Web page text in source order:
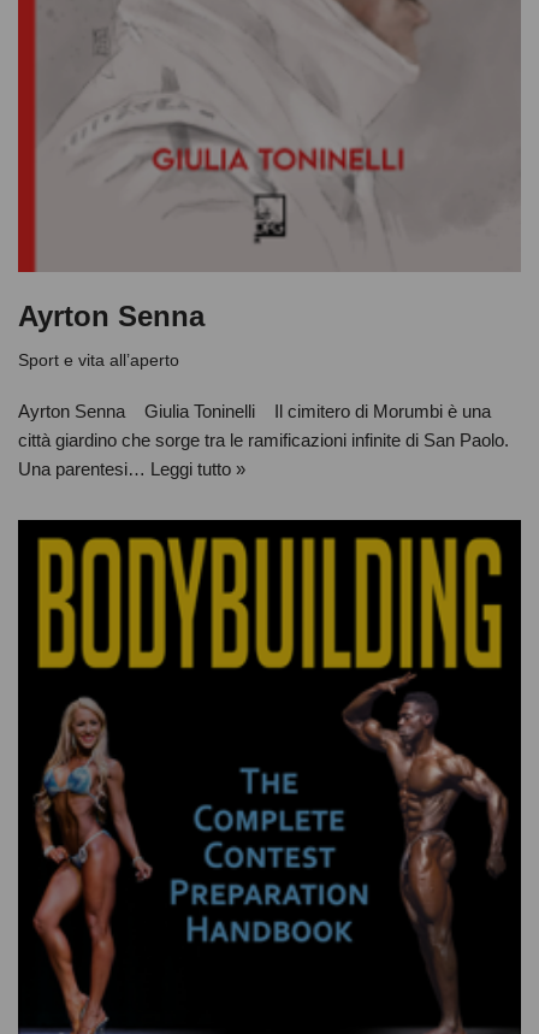
Ayrton Senna
Sport e vita all’aperto
Ayrton Senna Giulia Toninelli Il cimitero di Morumbi è una
città giardino che sorge tra le ramificazioni infinite di San Paolo.
Una parentesi… Leggi tutto »